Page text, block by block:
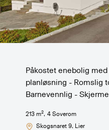
Påkostet enebolig
planløsning - Romslig
Barnevennlig -
213 m2, 4Soverom
Skogsnaret 9, Lier